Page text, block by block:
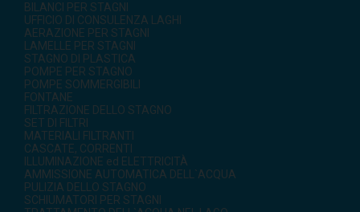
BILANCI PER STAGNI
UFFICIO DI CONSULENZA LAGHI
AERAZIONE PER STAGNI
LAMELLE PER STAGNI
STAGNO DI PLASTICA
POMPE PER STAGNO
POMPE SOMMERGIBILI
FONTANE
FILTRAZIONE DELLO STAGNO
SET DI FILTRI
MATERIALI FILTRANTI
CASCATE, CORRENTI
ILLUMINAZIONE ed ELETTRICITÀ
AMMISSIONE AUTOMATICA DELL`ACQUA
PULIZIA DELLO STAGNO
SCHIUMATORI PER STAGNI